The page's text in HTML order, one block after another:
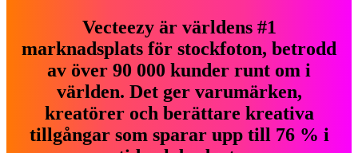
Vecteezy är världens #1
marknadsplats för stockfoton, betrodd
av över 90 000 kunder runt om i
världen. Det ger varumärken,
kreatörer och berättare kreativa
tillgångar som sparar upp till 76 % i